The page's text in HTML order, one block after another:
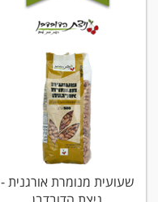
שעועית מנומרת אורגנית -